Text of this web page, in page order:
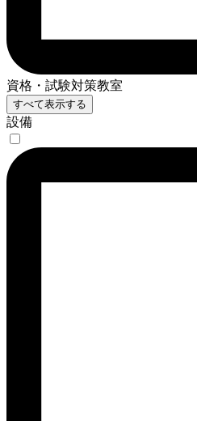
資格・試験対策教室
すべて表示する
設備